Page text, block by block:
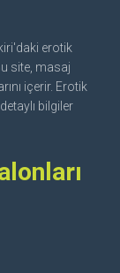
erotik
site, masaj
içerir. Erotik
bilgiler